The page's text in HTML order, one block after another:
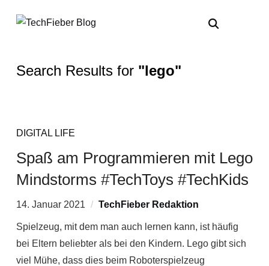
Search Results for "lego"
DIGITAL LIFE
Spaß am Programmieren mit Lego
Mindstorms #TechToys #TechKids
14. Januar 2021 TechFieber Redaktion
Spielzeug, mit dem man auch lernen kann, ist häufig
bei Eltern beliebter als bei den Kindern. Lego gibt sich
viel Mühe, dass dies beim Roboterspielzeug